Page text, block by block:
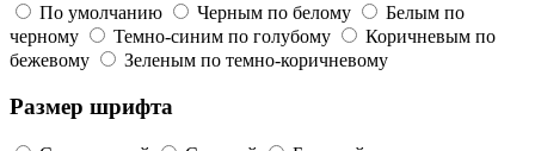
По умолчанию Черным по белому
Белым по
черному
Темно-синим по голубому
Коричневым по
бежевому
Зеленым по темно-коричневому
Размер шрифта